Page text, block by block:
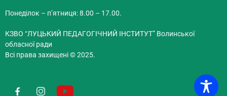
Понеділок – п’ятниця: 8.00 – 17.00.
КЗВО “ЛУЦЬКИЙ ПЕДАГОГІЧНИЙ ІНСТИТУТ” Волинської
обласної ради
Всі права захищені © 2025.